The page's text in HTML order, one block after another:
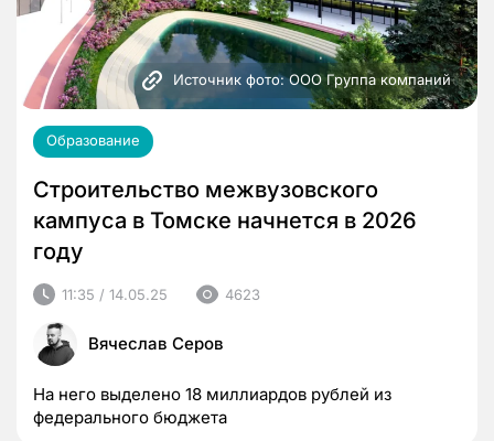
Источник фото: ООО Группа компаний
Образование
Строительство межвузовского
кампуса в Томске начнется в 2026
году
11:35 / 14.05.25 4623
Вячеслав Серов
На него выделено 18 миллиардов рублей из
федерального бюджета